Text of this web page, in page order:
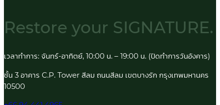
Restore your SIGNATURE.
เวลาทำการ: จันทร์-อาทิตย์, 10:00 น. – 19:00 น. (ปิดทำการวันอังคาร)
ชั้น 3 อาคาร C.P. Tower สีลม ถนนสีลม เขตบางรัก กรุงเทพมหานคร
10500